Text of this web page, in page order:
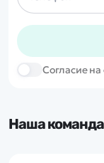
Cогласие
Наша команда